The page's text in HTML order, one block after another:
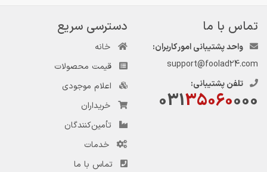
تماس با ما
واحد پشتیبانی امور کاربران:
support@foolad24.com
تلفن پشتیبانی:
03135060000
دسترسی سریع
خانه
قیمت محصولات
اعلام موجودی
خریداران
تأمین‌کنندگان
خدمات
تماس با ما